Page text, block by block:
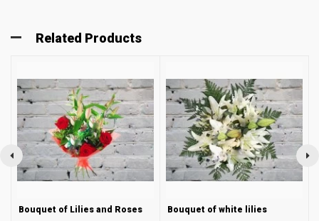
Related Products
Bouquet of Lilies and Roses Bouquet of white lilies